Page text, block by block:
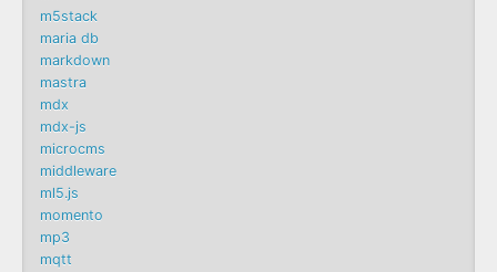
m5stack
maria db
markdown
mastra
mdx
mdx-js
microcms
middleware
ml5.js
momento
mp3
mqtt